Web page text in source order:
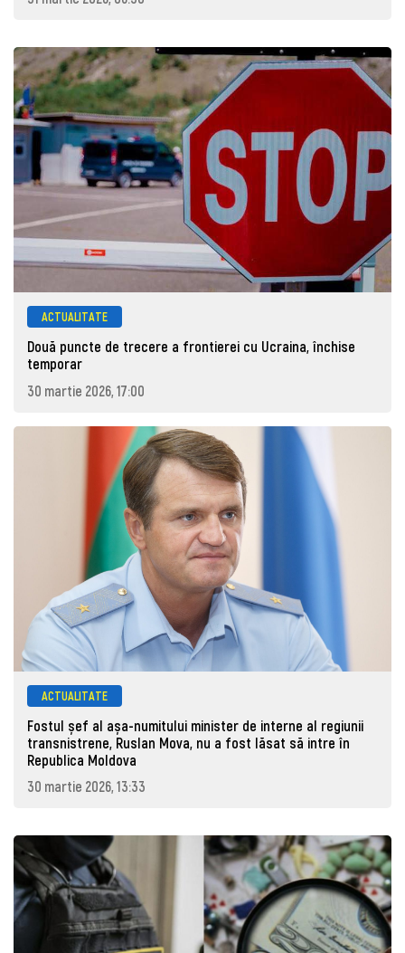
ACTUALITATE
Două puncte de trecere a frontierei cu Ucraina, închise
temporar
30 martie 2026, 17:00
ACTUALITATE
Fostul șef al așa-numitului minister de interne al regiunii
transnistrene, Ruslan Mova, nu a fost lăsat să intre în
Republica Moldova
30 martie 2026, 13:33